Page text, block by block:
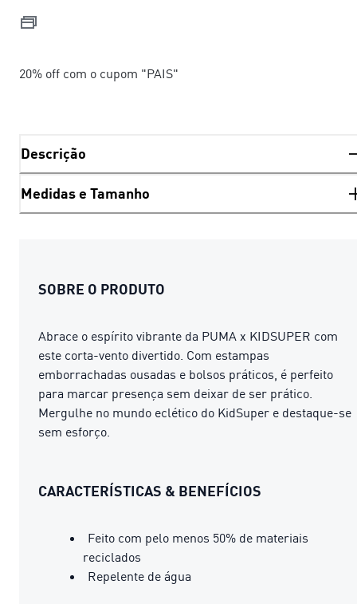
20% off com o cupom "PAIS"
Descrição
Medidas e Tamanho
SOBRE O PRODUTO
Abrace o espírito vibrante da PUMA x KIDSUPER com
este corta-vento divertido. Com estampas
emborrachadas ousadas e bolsos práticos, é perfeito
para marcar presença sem deixar de ser prático.
Mergulhe no mundo eclético do KidSuper e destaque-se
sem esforço.
CARACTERÍSTICAS & BENEFÍCIOS
Feito com pelo menos 50% de materiais
reciclados
Repelente de água